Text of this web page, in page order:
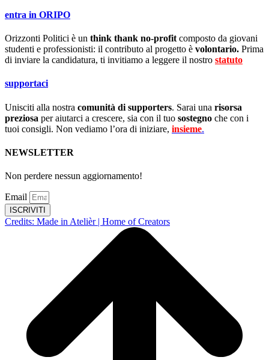
entra in ORIPO
Orizzonti Politici è un think thank no-profit composto da giovani
studenti e professionisti: il contributo al progetto è volontario. Prima
di inviare la candidatura, ti invitiamo a leggere il nostro statuto
supportaci
Unisciti alla nostra comunità di supporters. Sarai una risorsa
preziosa per aiutarci a crescere, sia con il tuo sostegno che con i
tuoi consigli. Non vediamo l’ora di iniziare, insieme.
NEWSLETTER
Non perdere nessun aggiornamento!
Email
ISCRIVITI
Credits: Made in Atelièr | Home of Creators